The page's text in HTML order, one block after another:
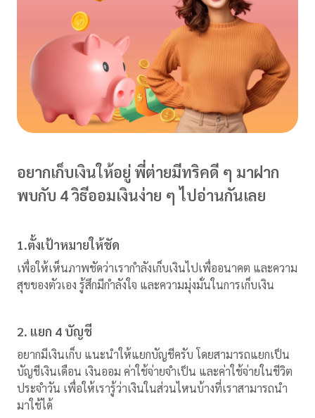
อยากเก็บเงินให้อยู่ พี่ต่ายมีทริคดี ๆ มาฝาก
พบกับ 4 วิธีออมเงินง่าย ๆ ไปอ่านกันเลย
1.ตั้งเป้าหมายให้ชัด
เพื่อให้เห็นภาพชัดว่าเรากำลังเก็บเงินไปเพื่ออนาคต และความ
สุขของตัวเอง รู้สึกมีกำลังใจ และความมุ่งมั่นในการเก็บเงิน
2. แยก 4 บัญชี
อยากมีเงินเก็บ แนะนำให้แยกบัญชีครับ โดยสามารถแยกเป็น
บัญชีเงินเดือน เงินออม ค่าใช้จ่ายจำเป็น และค่าใช้จ่ายในชีวิต
ประจำวัน เพื่อให้เรารู้ว่าเงินในส่วนไหนบ้างที่เราสามารถนำ
มาใช้ได้